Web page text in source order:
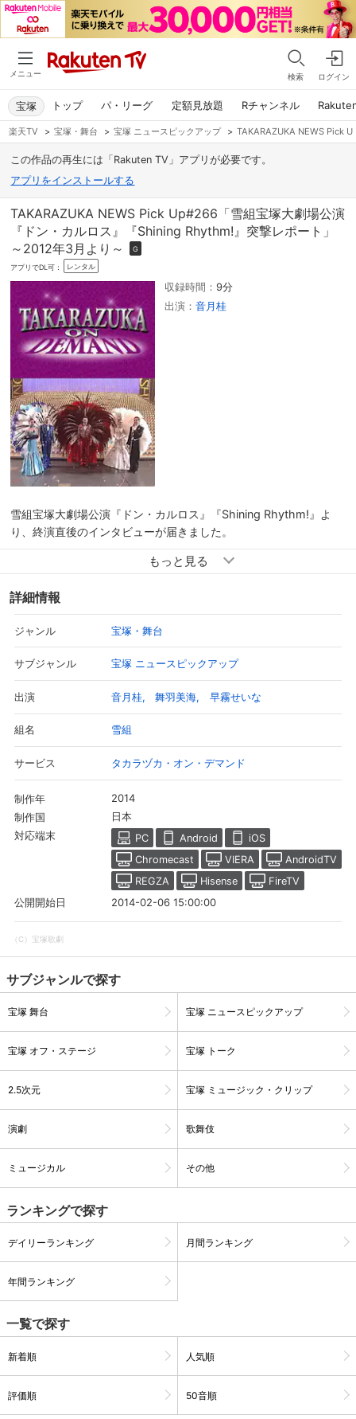
メニュー 検索 ログイン
トップ パ・リーグ 定額見放題 Rチャンネル
宝塚
会員設定 会員情報
会員情報変更
基本情報、本人連絡先、パスワード 、クレ
楽天TV > 宝塚・舞台 > 宝塚 ニュースピックアップ > TAKARAZUKA NEWS Pick
この作品の再生には「Rakuten TV」アプリが必要です。
アプリをインストールする
TAKARAZUKA NEWS Pick Up#266「雪組宝塚大劇場公演
『ドン・カルロス』『Shining Rhythm!』突撃レポート」
～2012年3月より～
G
アプリでDL可： レンタル
収録時間：9分
出演：音月桂
雪組宝塚大劇場公演『ドン・カルロス』『Shining Rhythm!』よ
り、終演直後のインタビューが届きました。
大勢でのハンドダンスなど皆が一つになる場面があり、雪組の“団
メポイントや衣装の話にもご注目！ また、客席と共に“シャイニン
グ”したいというショーの見所も…。和気藹々と弾けるトークをど
うぞご覧ください。
詳細情報
ジャンル 宝塚・舞台
サブジャンル 宝塚 ニュースピックアップ
出演 音月桂 舞羽美海 早霧せいな
組名 雪組
サービス タカラヅカ・オン・デマンド
制作年 2014
制作国 日本
対応端末 PC Android
iOS
Chromecast
VIERA
AndroidTV
REGZA
Hisense
FireTV
公開開始日
2014-02-06 15:00:00
（C）宝塚歌劇
サブジャンルで探す
宝塚 舞台 宝塚 ニュースピックアップ
宝塚 オフ・ステージ 宝塚 トーク
2.5次元 宝塚 ミュージック・クリップ
演劇 歌舞伎
ミュージカル その他
ランキングで探す
デイリーランキング 月間ランキング
年間ランキング
一覧で探す
新着順 人気順
評価順 50音順